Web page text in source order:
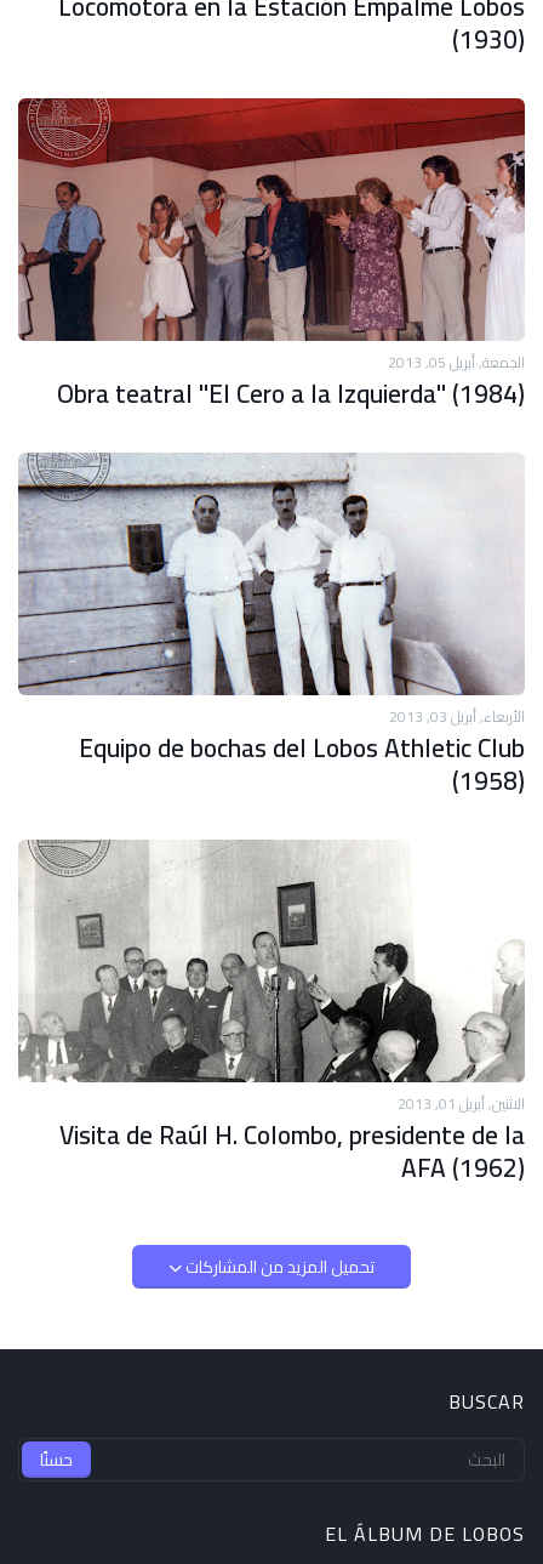
(1930)
الجمعة, أبريل 05, 2013
Obra teatral "El Cero a la Izquierda" (1984)
الأربعاء, أبريل 03, 2013
Equipo de bochas del Lobos Athletic Club
(1958)
الاثنين, أبريل 01, 2013
Visita de Raúl H. Colombo, presidente de la
AFA (1962)
تحميل المزيد من المشاركات
BUSCAR
EL ÁLBUM DE LOBOS